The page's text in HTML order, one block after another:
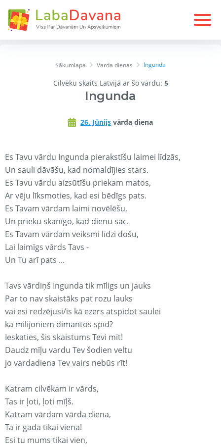
Sākumlapa Varda dienas Ingunda
Cilvēku skaits Latvijā ar šo vārdu: 5
Ingunda
26. Jūnijs vārda diena
Es Tavu vārdu Ingunda pierakstīšu laimei līdzās,
Un sauli dāvāšu, kad nomaldījies stars.
Es Tavu vārdu aizsūtīšu priekam matos,
Ar vēju līksmoties, kad esi bēdīgs pats.
Es Tavam vārdam laimi novēlēšu,
Un prieku skanīgo, kad dienu sāc.
Es Tavam vārdam veiksmi līdzi došu,
Lai laimīgs vārds Tavs -
Un Tu arī pats ...
Tavs vārdiņš Ingunda tik mīligs un jauks
Par to nav skaistāks pat rozu lauks
vai esi redzējusi/is kā ezers atspidot saulei
kā milijoniem dimantos spīd?
Ieskaties, šis skaistums Tevi mīt!
Daudz mīļu vardu Tev šodien veltu
jo vardadiena Tev vairs nebūs rīt!
Katram cilvēkam ir vārds,
Tas ir ļoti, ļoti mīļš.
Katram vārdam vārda diena,
Tā ir gadā tikai viena!
Esi tu mums tikai vien,